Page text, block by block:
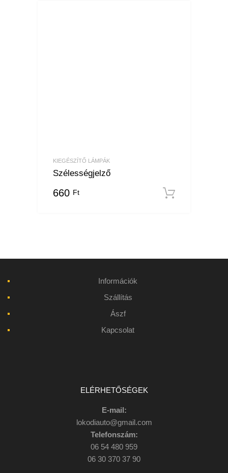
KIEGÉSZÍTŐ LÁMPÁK
Szélességjelző
660 Ft
Információk
Szállítás
Ászf
Kapcsolat
ELÉRHETŐSÉGEK
E-mail:
lokodiauto@gmail.com
Telefonszám:
06 54 480 959
06 30 370 37 90